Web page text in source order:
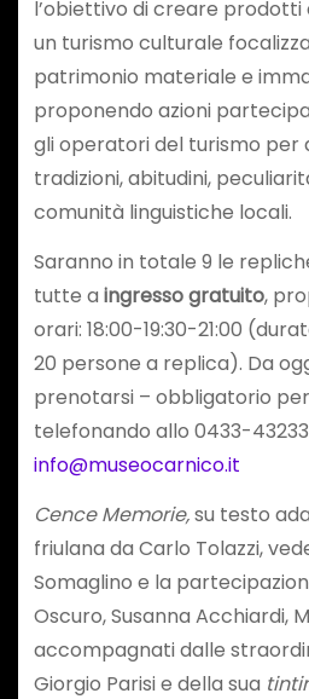
l’obiettivo di creare prodotti
un turismo culturale
patrimonio materiale e
proponendo azioni
gli operatori del turismo per
tradizioni, abitudini,
comunità linguistiche locali.
Saranno in totale 9 le
tutte a ingresso gratuito,
orari: 18:00-19:30-21:00
20 persone a replica). Da
prenotarsi – obbligatorio
telefonando allo 0433-
info@museocarnico.it
Cence Memorie,su testo
friulana da Carlo Tolazzi,
Somaglino e la
Oscuro, Susanna Acchiardi,
accompagnati dalle
Giorgio Parisi e della sua